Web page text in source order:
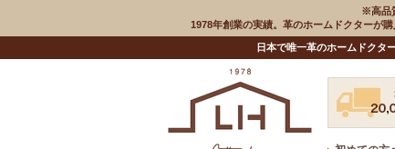
※高品
1978年創業の実績。革のホームドクターが
日本で唯一革のホームドクタ